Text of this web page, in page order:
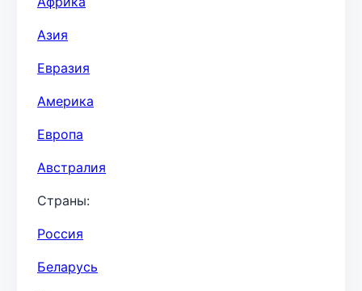
Азия
Евразия
Америка
Европа
Австралия
Страны:
Россия
Беларусь